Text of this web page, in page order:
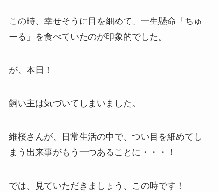
この時、幸せそうに目を細めて、一生懸命「ちゅ
ーる」を食べていたのが印象的でした。
が、本日！
飼い主は気づいてしまいました。
維桜さんが、日常生活の中で、つい目を細めてし
まう出来事がもう一つあることに・・・！
では、見ていただきましょう、この時です！